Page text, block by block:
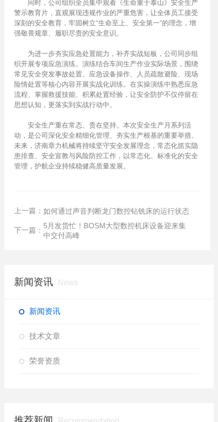
同时，公司组织全员集中观看《生命重于泰山》安全生产
警示教育片，直观展现违规作业的严重危害，让全体员工接受
深刻的安全教育，牢固树立“生命至上、安全第一”的理念，增
强敬畏规章、履职尽责的安全意识。
为进一步夯实应急处置能力，补齐实战短板，公司同步组
织开展专项应急演练。演练结合车间生产作业实际场景，围绕
常见安全突发事故处置、应急设备操作、人员疏散避险、现场
险情处置等核心内容开展实战化训练。在实操演练中熟悉应急
流程、掌握救援技能、积累处置经验，让安全防护不仅停留在
思想认知，更落实到实战行动中。
安全生产重在常态、贵在坚持。本次安全生产月系列活
动，是公司深化安全精细化管理、夯实生产根基的重要举措。
未来，济南章力机械将持续坚守安全发展理念，常态化抓实隐
患排查、安全宣教与风险防控工作，以常态化、标准化的安全
管理，护航企业持续稳健高质量发展。
上一篇： 如何通过声音判断龙门数控钻铣床的运行状态
下一篇：
5月发货忙！BOSM大型数控机床设备迎来集
中交付高峰
新闻资讯 News
新闻资讯
技术文章
荣誉资质